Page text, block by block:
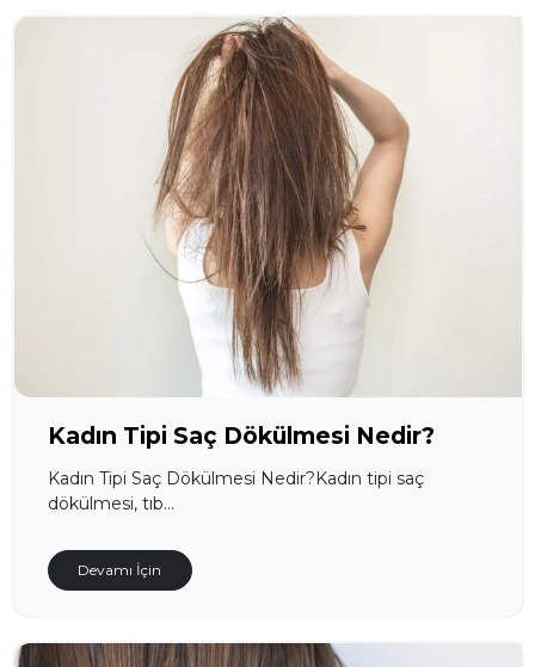
Kadın Tipi Saç Dökülmesi Nedir?
Kadın Tipi Saç Dökülmesi Nedir?Kadın tipi saç
dökülmesi, tıb...
Devamı İçin